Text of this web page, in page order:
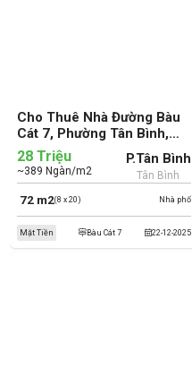
Cho Thuê Nhà Đường Bàu
Cát 7, Phường Tân Bình,
Quận Tân Bình (cũ)
Nhà phố
72 m2(8 x 20)
28 Triệu
~389 Ngàn/m2
P.Tân Bình
Tân Bình
22-12-2025
Mặt Tiền Bàu Cát 7